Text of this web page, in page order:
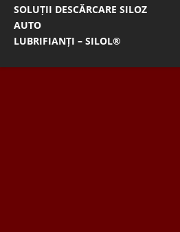
SOLUȚII DESCĂRCARE SILOZ
AUTO
LUBRIFIANȚI – SILOL®